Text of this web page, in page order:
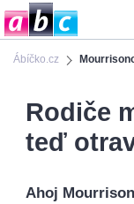
Ábíčko.cz
Rodiče
teď
Ahoj